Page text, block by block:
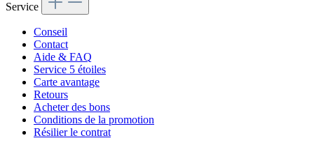
Service
Conseil
Contact
Aide & FAQ
Service 5 étoiles
Carte avantage
Retours
Acheter des bons
Conditions de la promotion
Résilier le contrat